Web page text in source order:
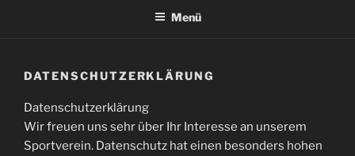
Menü
DATENSCHUTZERKLÄRUNG
Datenschutzerklärung
Wir freuen uns sehr über Ihr Interesse an unserem
Sportverein. Datenschutz hat einen besonders hohen